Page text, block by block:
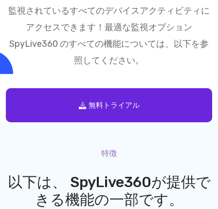
監視されているすべてのデバイスアクティビティに
アクセスできます！最適な監視オプション
SpyLive360 のすべての機能については、以下を参
照してください。
無料トライアル
特徴
以下は、 SpyLive360が提供で
きる機能の一部です。